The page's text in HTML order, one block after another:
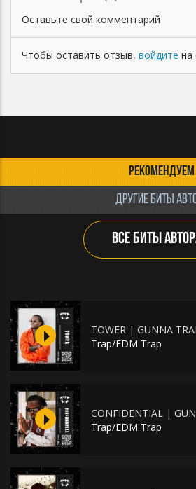
Оставьте свой комментарий
Чтобы оставить отзыв, войдите на
РЕКОМЕНДУЕМ
ДРУГИЕ БИТЫ
ВСЕ БИТЫ
TOWER | GUNNA
Trap/EDM Trap
CONFIDENTIAL |
Trap/EDM Trap